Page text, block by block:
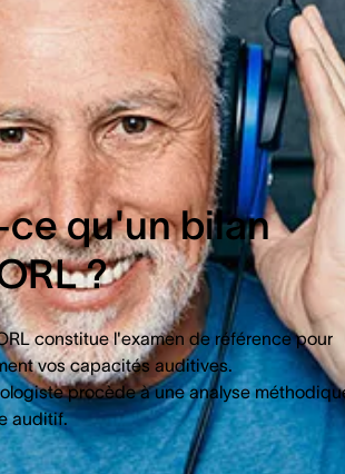
nous vous aidons à y voir clair sur les
possibles pour limiter votre reste à
qu'un bilan
?
constitue l'examen de référence pour
vos capacités auditives.
procède à une analyse
auditif.